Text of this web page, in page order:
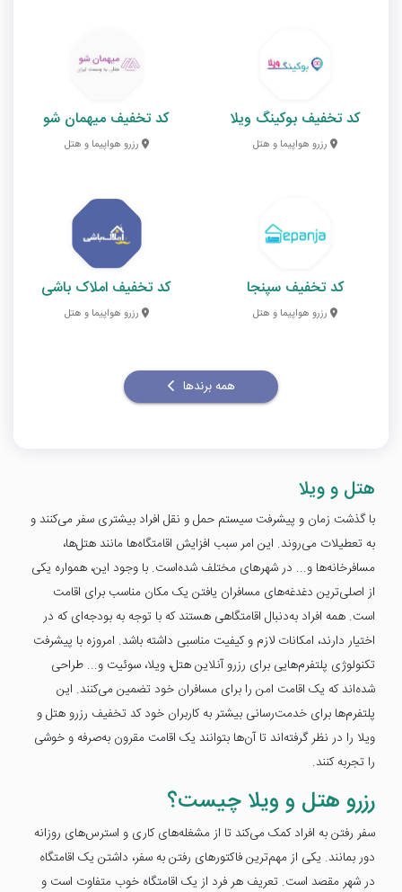
کد تخفیف بوکینگ ویلا
رزرو هواپیما و هتل
کد تخفیف میهمان شو
رزرو هواپیما و هتل
کد تخفیف سپنجا
رزرو هواپیما و هتل
کد تخفیف املاک باشی
رزرو هواپیما و هتل
همه برندها
هتل و ویلا
با گذشت زمان و پیشرفت سیستم حمل و نقل افراد بیشتری سفر می‌کنند و
به تعطیلات می‌روند. این امر سبب افزایش اقامتگاه‌ها مانند هتل‌ها،
مسافرخانه‌ها و... در شهرهای مختلف شده‌است. با وجود این، همواره یکی
از اصلی‌ترین دغدغه‌های مسافران یافتن یک مکان مناسب برای اقامت
است. همه افراد به‌دنبال اقامتگاهی هستند که با توجه به بودجه‌ای که در
اختیار دارند، امکانات لازم و کیفیت مناسبی داشته باشد. امروزه با پیشرفت
تکنولوژی پلتفرم‌هایی برای رزرو آنلاین هتل، ویلا، سوئیت و... طراحی
شده‌اند که یک اقامت امن را برای مسافران خود تضمین می‌کنند. این
پلتفرم‌ها برای خدمت‌رسانی بیشتر به کاربران خود کد تخفیف رزرو هتل و
ویلا را در نظر گرفته‌اند تا آن‌ها بتوانند یک اقامت مقرون به‌صرفه‌ و خوشی
را تجربه کنند.
رزرو هتل و ویلا چیست؟
سفر رفتن به افراد کمک می‌کند تا از مشغله‌های کاری و استرس‌های روزانه
دور بمانند. یکی از مهم‌ترین فاکتورهای رفتن به سفر، داشتن یک اقامتگاه
در شهر مقصد است. تعریف هر فرد از یک اقامتگاه خوب متفاوت است و